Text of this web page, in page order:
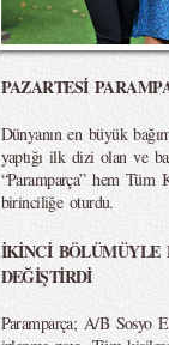
PAZARTESİ
Dünyanın en büyük
yaptığı ilk dizi olan ve
“Paramparça” hem
birinciliğe oturdu.
İKİNCİ BÖLÜMÜYLE
DEĞİŞTİRDİ
Paramparça; A/B Sosyo